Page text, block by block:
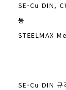
SE-Cu DIN,
동
STEELMAX
SE-Cu DIN